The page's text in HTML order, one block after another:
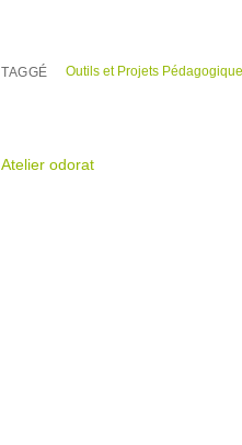
TAGGÉ Outils et Projets Pédagogique
Atelier odorat